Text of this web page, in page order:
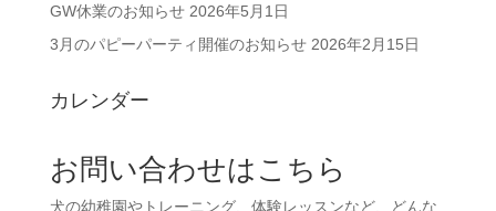
GW休業のお知らせ 2026年5月1日
3月のパピーパーティ開催のお知らせ 2026年2月15日
カレンダー
お問い合わせはこちら
犬の幼稚園やトレーニング、体験レッスンなど、どんな